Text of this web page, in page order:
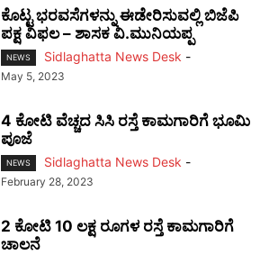
ಕೊಟ್ಟ ಭರವಸೆಗಳನ್ನು ಈಡೇರಿಸುವಲ್ಲಿ ಬಿಜೆಪಿ
ಪಕ್ಷ ವಿಫಲ – ಶಾಸಕ ವಿ.ಮುನಿಯಪ್ಪ
NEWS Sidlaghatta News Desk -
May 5, 2023
4 ಕೋಟಿ ವೆಚ್ಚದ ಸಿಸಿ ರಸ್ತೆ ಕಾಮಗಾರಿಗೆ ಭೂಮಿ
ಪೂಜೆ
NEWS Sidlaghatta News Desk -
February 28, 2023
2 ಕೋಟಿ 10 ಲಕ್ಷ ರೂಗಳ ರಸ್ತೆ ಕಾಮಗಾರಿಗೆ
ಚಾಲನೆ